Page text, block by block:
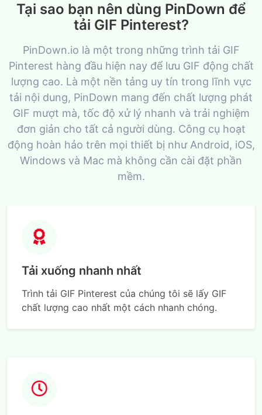
Tại sao bạn nên dùng PinDown để
tải GIF Pinterest?
PinDown.io là một trong những trình tải GIF
Pinterest hàng đầu hiện nay để lưu GIF động chất
lượng cao. Là một nền tảng uy tín trong lĩnh vực
tải nội dung, PinDown mang đến chất lượng phát
GIF mượt mà, tốc độ xử lý nhanh và trải nghiệm
đơn giản cho tất cả người dùng. Công cụ hoạt
động hoàn hảo trên mọi thiết bị như Android, iOS,
Windows và Mac mà không cần cài đặt phần
mềm.
Tải xuống nhanh nhất
Trình tải GIF Pinterest của chúng tôi sẽ lấy GIF
chất lượng cao nhất một cách nhanh chóng.